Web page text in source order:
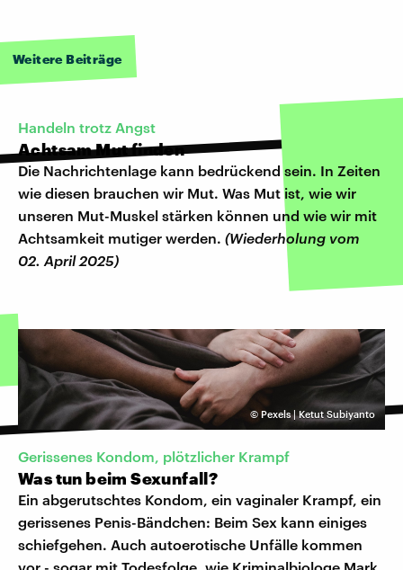
Weitere Beiträge
Handeln trotz Angst
Achtsam Mut finden
Die Nachrichtenlage kann bedrückend sein. In Zeiten
wie diesen brauchen wir Mut. Was Mut ist, wie wir
unseren Mut-Muskel stärken können und wie wir mit
Achtsamkeit mutiger werden. (Wiederholung vom
02. April 2025)
© Pexels | Ketut Subiyanto
Gerissenes Kondom, plötzlicher Krampf
Was tun beim Sexunfall?
Ein abgerutschtes Kondom, ein vaginaler Krampf, ein
gerissenes Penis-Bändchen: Beim Sex kann einiges
schiefgehen. Auch autoerotische Unfälle kommen